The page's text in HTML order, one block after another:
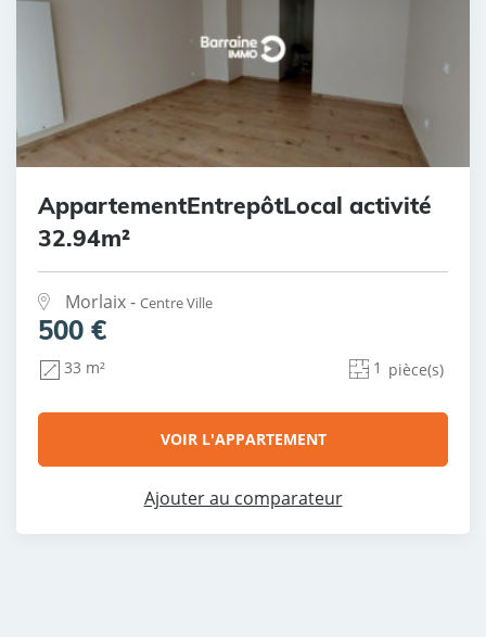
AppartementEntrepôtLocal activité
32.94m²
Morlaix - Centre Ville
500 €
33 m² 1 pièce(s)
VOIR L'APPARTEMENT
Ajouter au comparateur